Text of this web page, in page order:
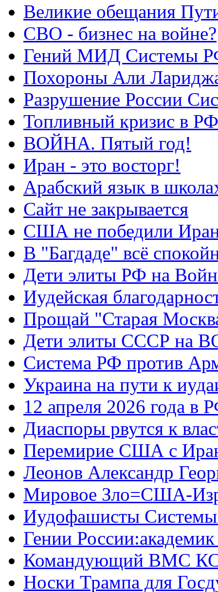
Великие обещания
СВО - бизнес на войне?
Гений МИД Системы
Похороны Али
Разрушение России
Топливный кризис в РФ
ВОЙНА. Пятый год!
Иран - это восторг!
Арабский язык в
Сайт не закрывается
США не победили
В "Багдаде" всё
Дети элиты РФ на
Иудейская
Прощай "Старая
Дети элиты СССР на
Система РФ против
Украина на пути к
12 апреля 2026 года в
Диаспоры рвутся к
Перемирие США с
Леонов Александр
Мировое Зло=США-
Иудофашисты
Гении
Командующий ВМС
Носки Трампа для